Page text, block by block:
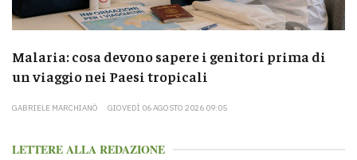
Malaria: cosa devono sapere i genitori prima di
un viaggio nei Paesi tropicali
GABRIELE MARCHIANÒ GIOVEDÌ 06 AGOSTO 2026 09:05
LETTERE ALLA REDAZIONE